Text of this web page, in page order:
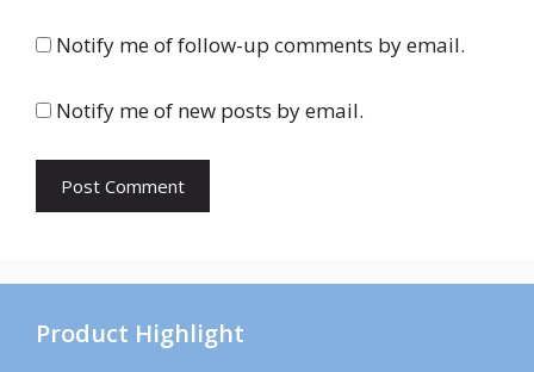
Notify me of follow-up comments by email.
Notify me of new posts by email.
Product Highlight